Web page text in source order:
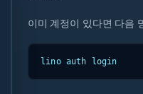
이미 계정이 있다면 다음
lino auth login